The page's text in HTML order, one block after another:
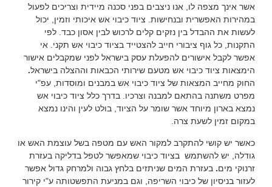
אשר אינך מצפה לו, אנו ניצבים בפני סכנה מיידית וצריכים לפעול
במהירות האפשרית ובנחישות. ציוד כיבוי אש איכותי וזמין, יכול
לעשות את ההבדל בין נזקים קלים לרכוש לבין אסון כבד. לפי
התקנות, כל גוף ציבורי חייב להצטייד בציוד כיבוי אש תקני. אי
אפשר לקבל אישורים להפעלת עסק בישראל לפני שמקבלים אישור
הימצאות ציוד כיבוי אש מטעם שירותי הכבאות וההצלה בישראל.
החוק מחייב המצאות של ציוד כיבוי אש במבנים ומוסדות, עפ"י
מפרט משתנה בהתאם למבנה וצרכיו. בדרך כלל ציוד כיבוי אש
נמצא בארון מיוחד אשר שומר על הציוד, בולט לעין והינו נמצא
במקום זמין לשעת צרה.
כאשר יש קושי להתקרב למקור האש עם מטפה בשל עוצמת האש או
גודלה, יש להשתמש בציוד כיבוי שמאפשר לטפל בדליקה בעזרת
זרנוקי מים. בעזרת המים שניתזים בלחץ גבוה ולמרחק גדול אפשר
לעזור בניסיון של כיבוי השריפה, וגם במניעת התפשטותה ע"י קירור